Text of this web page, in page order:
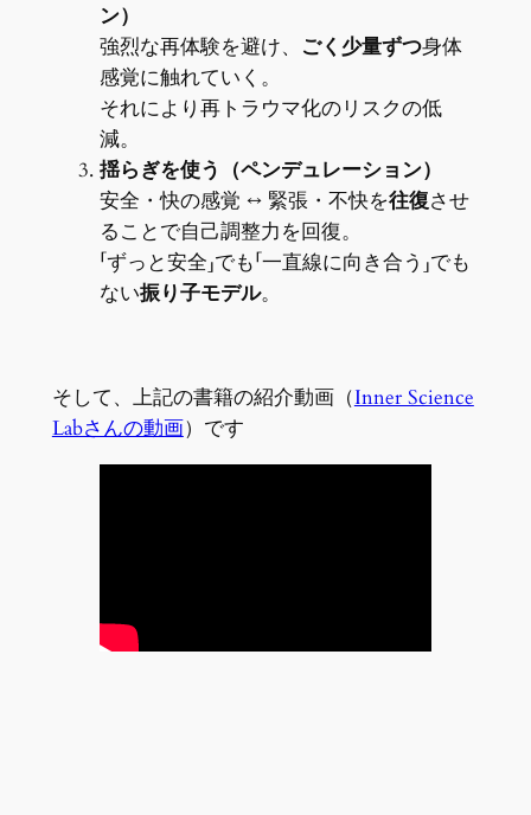
ン）
強烈な再体験を避け、 ごく少量ずつ身体
感覚に触れていく。
それにより再トラウマ化のリスクの低
減。
揺らぎを使う（ペンデュレーション）
安全・快の感覚 ↔ 緊張・不快を往復させ
ることで自己調整力を回復。
「ずっと安全」でも「一直線に向き合う」でも
ない振り子モデル。
そして、上記の書籍の紹介動画（Inner Science
Labさんの動画）です